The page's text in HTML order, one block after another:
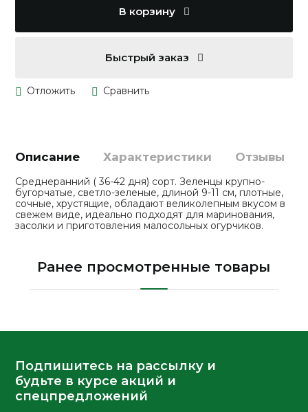
В корзину
Быстрый заказ
Описание Характеристики Отзывы
Среднеранний ( 36-42 дня) сорт. Зеленцы крупно-
бугорчатые, светло-зеленые, длиной 9-11 см, плотные,
сочные, хрустящие, обладают великолепным вкусом в
свежем виде, идеально подходят для маринования,
засолки и приготовления малосольных огурчиков.
Ранее просмотренные товары
Подпишитесь на рассылку и
будьте в курсе акций и
спецпредложений